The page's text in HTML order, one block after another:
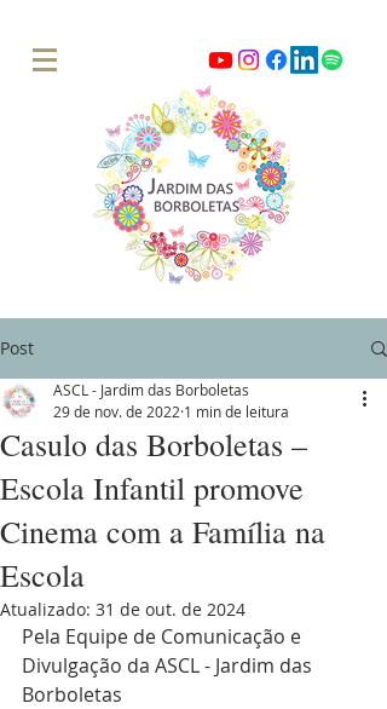
Post
Casulo das Borboletas –
Escola Infantil promove
Cinema com a Família na
Escola
ASCL - Jardim das Borboletas
29 de nov. de 2022 1 min de leitura
Atualizado: 31 de out. de 2024
Pela Equipe de Comunicação e
Divulgação da ASCL - Jardim das
Borboletas